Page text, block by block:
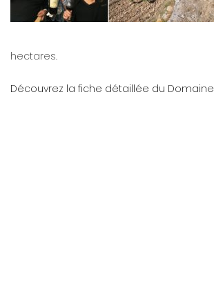
hectares.
Découvrez la fiche détaillée du Domaine